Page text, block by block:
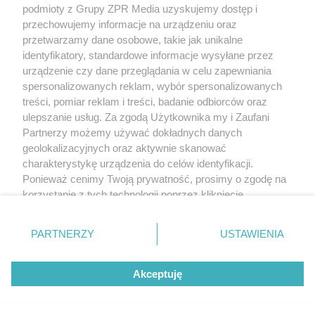
rozpowszechniany lub dalej rozpowszechniany w jakikolwiek sposób (w
tym także elektroniczny lub mechaniczny) na jakimkolwiek polu
eksploatacji w jakiejkolwiek formie, włącznie z umieszczaniem w Internecie
bez pisemnej zgody właściciela praw. Jakiekolwiek użycie lub
wykorzystanie utworów w całości lub w części z naruszeniem prawa, tzn.
bez właściwej zgody, jest zabronione pod groźbą kary i może być ścigane
prawnie.
O nas
podmioty z Grupy ZPR Media uzyskujemy dostęp i
przechowujemy informacje na urządzeniu oraz
przetwarzamy dane osobowe, takie jak unikalne
identyfikatory, standardowe informacje wysyłane przez
urządzenie czy dane przeglądania w celu zapewniania
spersonalizowanych reklam, wybór spersonalizowanych
treści, pomiar reklam i treści, badanie odbiorców oraz
ulepszanie usług. Za zgodą Użytkownika my i Zaufani
Partnerzy możemy używać dokładnych danych
geolokalizacyjnych oraz aktywnie skanować
charakterystykę urządzenia do celów identyfikacji.
Ponieważ cenimy Twoją prywatność, prosimy o zgodę na
korzystanie z tych technologii poprzez kliknięcie
zmienić/wycofać klikając przycisk ustawień prywatności
znajdujący się w lewym dolnym rogu strony
rodzaje przetwarzania danych nie wymagają zgody
użytkownika, ale masz prawo sprzeciwić się takiemu
przetwarzaniu. Preferencje będą miały zastosowanie tylko
PARTNERZY USTAWIENIA
Akceptuję